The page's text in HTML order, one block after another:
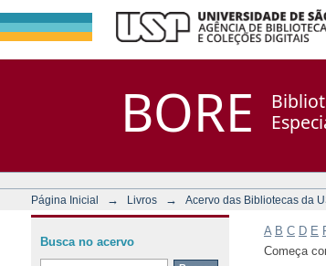
BORE
Página Inicial → Livros → Acervo das Bibliotecas da
A B C D E
Começa
Busca no acervo